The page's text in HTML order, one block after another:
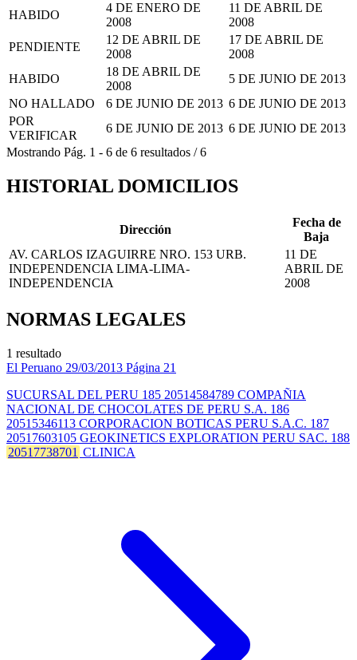
HABIDO
4 DE ENERO DE
2008
11 DE ABRIL DE
2008
PENDIENTE
12 DE ABRIL DE
2008
17 DE ABRIL DE
2008
HABIDO
18 DE ABRIL DE
2008
5 DE JUNIO DE 2013
NO HALLADO
6 DE JUNIO DE 2013 6 DE JUNIO DE 2013
POR
VERIFICAR
6 DE JUNIO DE 2013 6 DE JUNIO DE 2013
Mostrando Pág. 1 - 6 de 6 resultados /6
HISTORIAL DOMICILIOS
Dirección
Fecha de
Baja
AV. CARLOS IZAGUIRRE NRO. 153 URB.
INDEPENDENCIA LIMA-LIMA-
INDEPENDENCIA
11 DE
ABRIL DE
2008
NORMAS LEGALES
1 resultado
El Peruano 29/03/2013 Página 21
SUCURSAL DEL PERU 185 20514584789 COMPAÑIA
NACIONAL DE CHOCOLATES DE PERU S.A. 186
20515346113 CORPORACION BOTICAS PERU S.A.C. 187
20517603105 GEOKINETICS EXPLORATION PERU SAC. 188
20517738701 CLINICA